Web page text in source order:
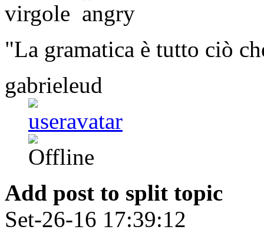
virgole
"La gramatica è tutto ciò
gabrieleud
Add post to split topic
Set-26-16 17:39:12